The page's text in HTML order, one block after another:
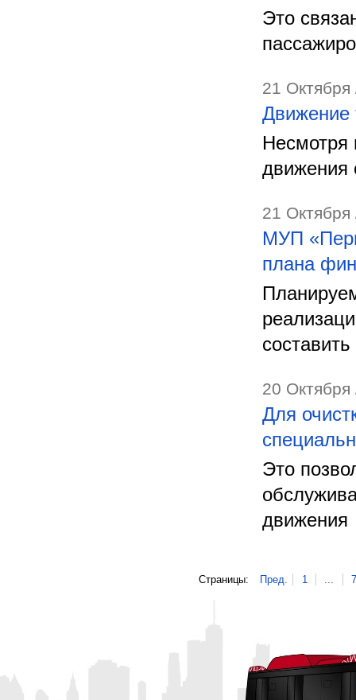
Это
21 Октября
Движение
Несмотря
движения
21 Октября
МУП
плана
20 Октября
Для
Это
движения
Страницы: Пред. 1